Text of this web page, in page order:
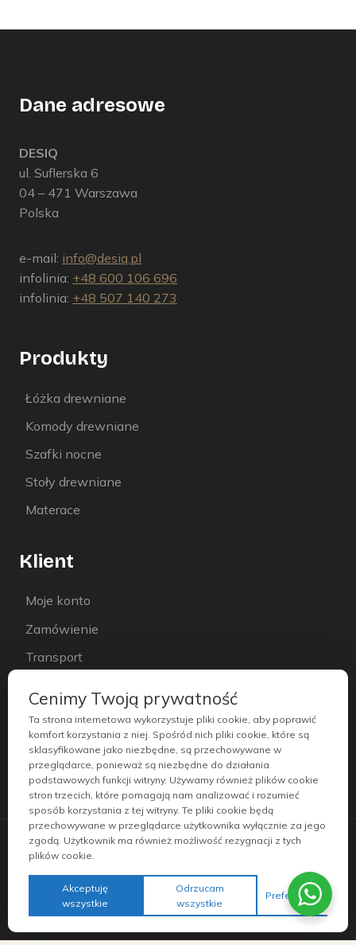
Dane adresowe
DESIQ
ul. Suflerska 6
04 – 471 Warszawa
Polska
e-mail: info@desiq.pl
infolinia: +48 600 106 696
infolinia: +48 507 140 273
Produkty
Łóżka drewniane
Komody drewniane
Szafki nocne
Stoły drewniane
Materace
Klient
Moje konto
Zamówienie
Transport
Regulamin
Polityka prywatności
DesiQ – nowoczesne meble z litego drewna dla Twojego
domu
RealizacjaClick Media
Cenimy Twoją prywatność
Ta strona internetowa wykorzystuje pliki cookie, aby poprawić
komfort korzystania z niej. Spośród nich pliki cookie, które są
sklasyfikowane jako niezbędne, są przechowywane w
przeglądarce, ponieważ są niezbędne do działania
podstawowych funkcji witryny. Używamy również plików cookie
stron trzecich, które pomagają nam analizować i rozumieć
sposób korzystania z tej witryny. Te pliki cookie będą
przechowywane w przeglądarce użytkownika wyłącznie za jego
zgodą. Użytkownik ma również możliwość rezygnacji z tych
plików cookie.
Akceptuję
wszystkie
Odrzucam
wszystkie
Preferencje